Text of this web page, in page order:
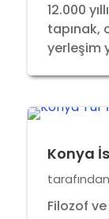
12.000
tapınak,
yerleşim
Konya
tarafından
Filozof